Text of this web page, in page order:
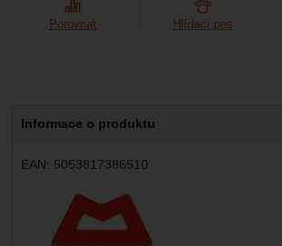
Porovnat Hlídací pes
Informace o produktu
EAN: 5053817386510
Výrobce: